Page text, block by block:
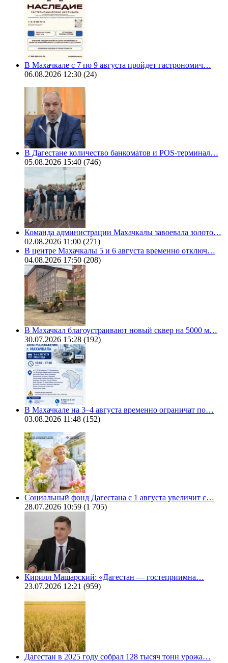
В Махачкале с 7 по 9 августа пройдет гастрономич…
06.08.2026 12:30 (24)
В Дагестане количество банкоматов и POS-терминал…
05.08.2026 15:40 (746)
Команда администрации Махачкалы завоевала золото…
02.08.2026 11:00 (271)
В центре Махачкалы 5 и 6 августа временно отключ…
04.08.2026 17:50 (208)
В Махачкал благоустраивают новый сквер на 5000 м…
30.07.2026 15:28 (192)
В Махачкале на 3–4 августа временно ограничат по…
03.08.2026 11:48 (152)
Социальный фонд Дагестана с 1 августа увеличит с…
28.07.2026 10:59 (1 705)
Кирилл Машарский: «Дагестан — гостеприимна…
23.07.2026 12:21 (959)
Дагестан в 2025 году собрал 128 тысяч тонн урожа…